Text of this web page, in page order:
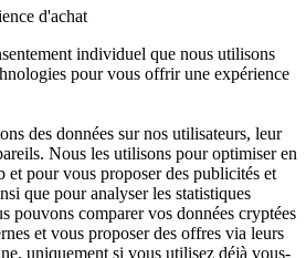
d'achat
individuel que nous utilisons
pour vous offrir une expérience
des données sur nos utilisateurs, leur
Nous les utilisons pour optimiser en
et pour vous proposer des publicités et
que pour analyser les statistiques
pouvons comparer vos données cryptées
et vous proposer des offres via leurs
uniquement si vous utilisez déjà vous-